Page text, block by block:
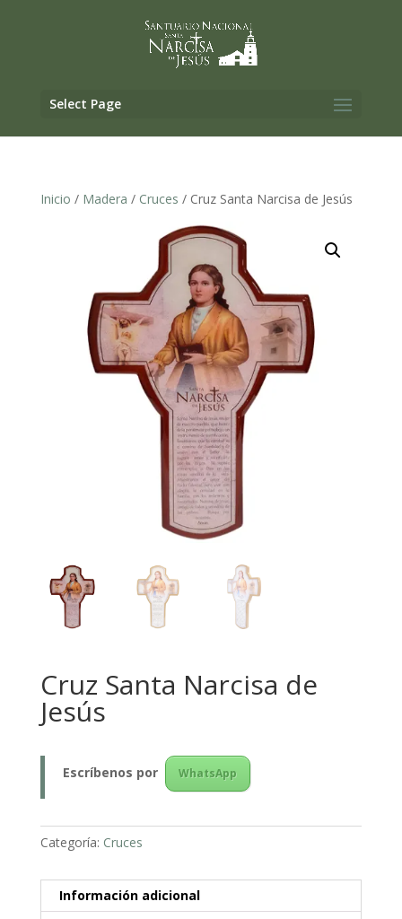
Select Page
Inicio / Madera / Cruces / Cruz Santa Narcisa de Jesús
Cruz Santa Narcisa de
Jesús
Escríbenos por WhatsApp
Categoría: Cruces
Información adicional